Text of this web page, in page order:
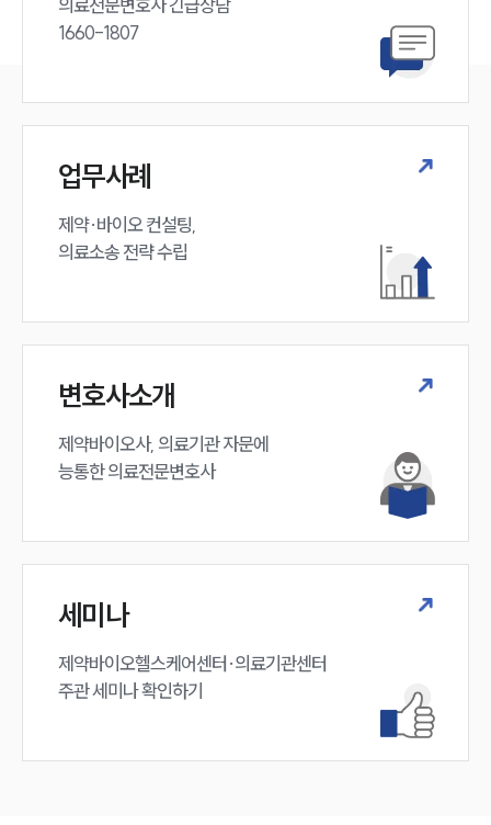
업무사례
법률정보
법률지식인
의료·바이오·헬스케어그룹 업무
소식/자료
공지사항
법률 블로그
대륜법률상담예약
대륜법률상담예약
의료전문변호사 긴급상담
1660-1807
업무사례
제약·바이오 컨설팅,
의료소송 전략 수립
변호사소개
제약바이오사, 의료기관 자문에
능통한 의료전문변호사
세미나
제약바이오헬스케어센터·의료기관센터
주관 세미나 확인하기